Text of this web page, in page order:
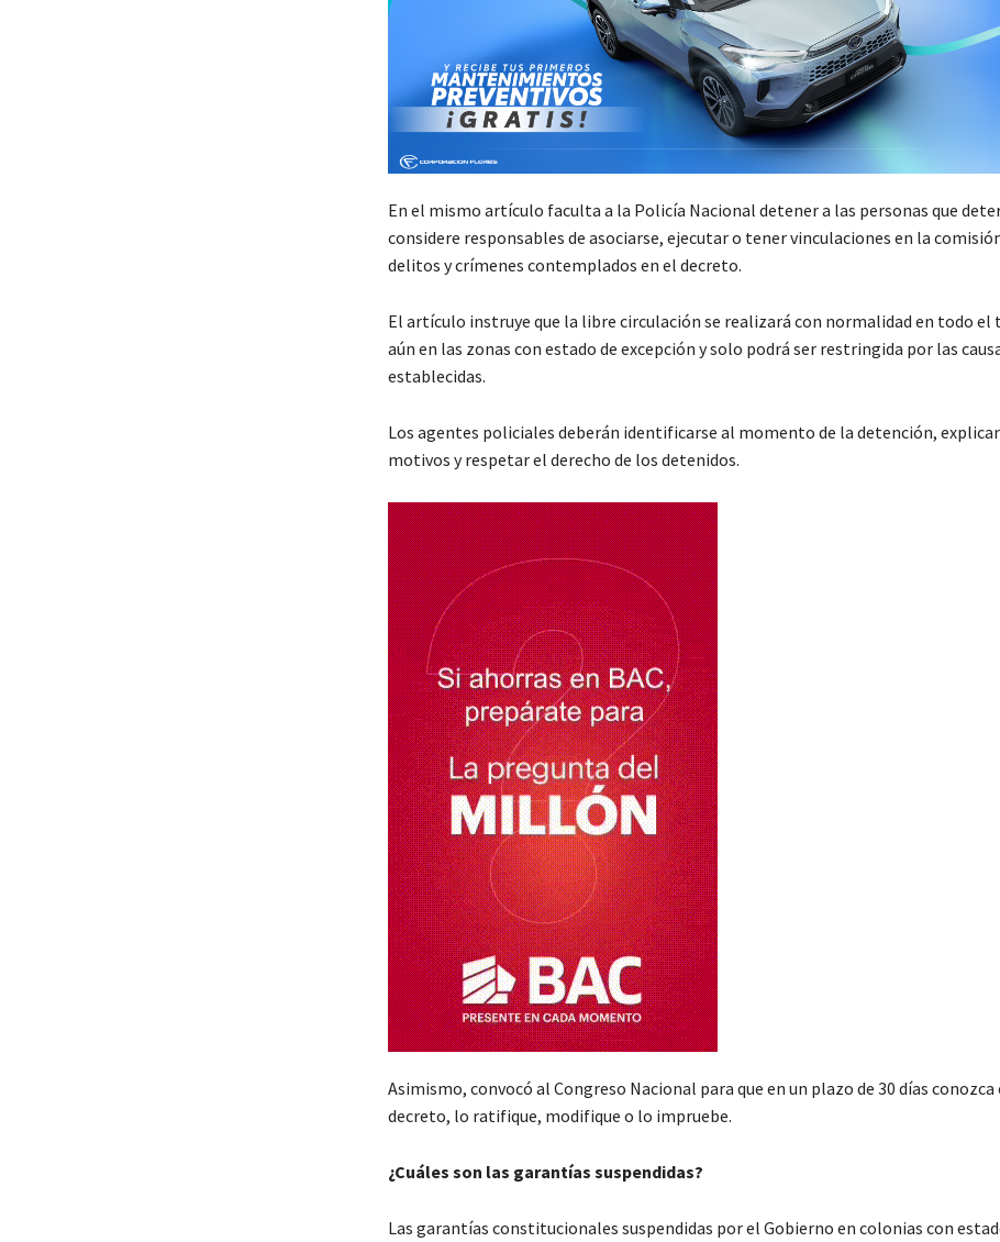
En el mismo artículo faculta a la Policía Nacional detener a las personas que
considere responsables de asociarse, ejecutar o tener vinculaciones en la
delitos y crímenes contemplados en el decreto.
El artículo instruye que la libre circulación se realizará con normalidad en todo
aún en las zonas con estado de excepción y solo podrá ser restringida por las
establecidas.
Los agentes policiales deberán identificarse al momento de la detención,
motivos y respetar el derecho de los detenidos.
Asimismo, convocó al Congreso Nacional para que en un plazo de 30 días conozca
decreto, lo ratifique, modifique o lo impruebe.
¿Cuáles son las garantías suspendidas?
Las garantías constitucionales suspendidas por el Gobierno en colonias con